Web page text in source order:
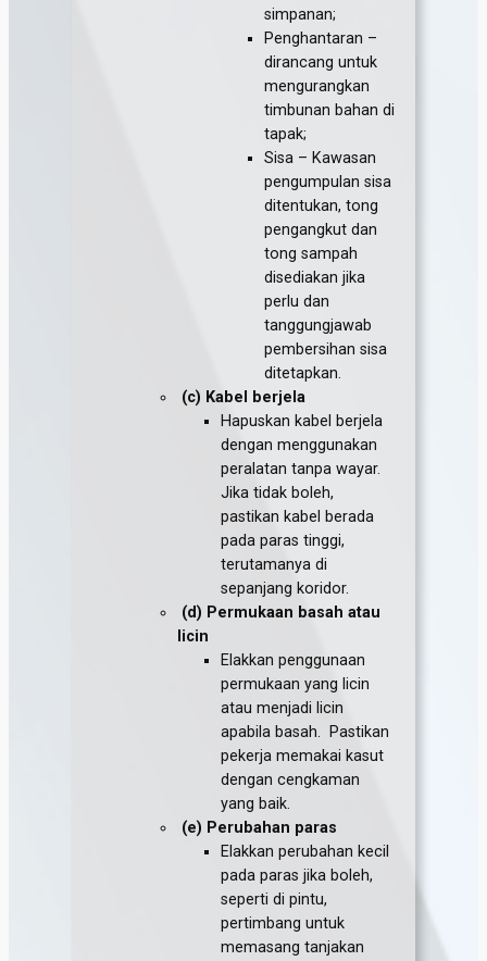
simpanan;
Penghantaran –
dirancang untuk
mengurangkan
timbunan bahan di
tapak;
Sisa – Kawasan
pengumpulan sisa
ditentukan, tong
pengangkut dan
tong sampah
disediakan jika
perlu dan
tanggungjawab
pembersihan sisa
ditetapkan.
(c) Kabel berjela
Hapuskan kabel berjela
dengan menggunakan
peralatan tanpa wayar.
Jika tidak boleh,
pastikan kabel berada
pada paras tinggi,
terutamanya di
sepanjang koridor.
(d) Permukaan basah atau
licin
Elakkan penggunaan
permukaan yang licin
atau menjadi licin
apabila basah. Pastikan
pekerja memakai kasut
dengan cengkaman
yang baik.
(e) Perubahan paras
Elakkan perubahan kecil
pada paras jika boleh,
seperti di pintu,
pertimbang untuk
memasang tanjakan